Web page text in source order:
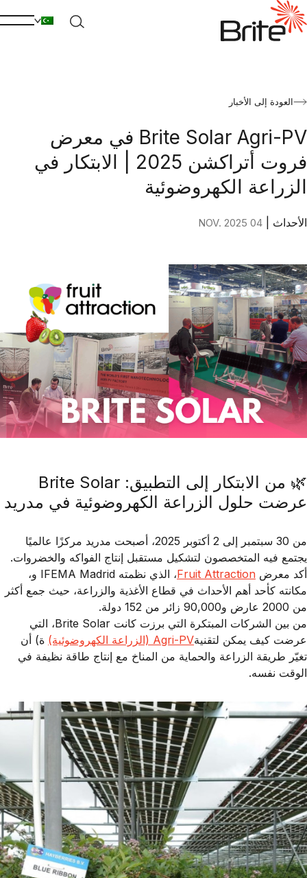
العودة إلى الأخبار
Brite Solar Agri-PV في معرض
فروت أتراكشن 2025 | الابتكار في
الزراعة الكهروضوئية
الأحداث 04 NOV. 2025
🌿 من الابتكار إلى التطبيق: Brite Solar
عرضت حلول الزراعة الكهروضوئية في مدريد
من 30 سبتمبر إلى 2 أكتوبر 2025، أصبحت مدريد مركزًا عالميًا
يجتمع فيه المتخصصون لتشكيل مستقبل إنتاج الفواكه والخضروات.
أكد معرض Fruit Attraction، الذي نظمته IFEMA Madrid و،
مكانته كأحد أهم الأحداث في قطاع الأغذية والزراعة، حيث جمع أكثر
من 2000 عارض و90,000 زائر من 152 دولة
.
من بين الشركات المبتكرة التي برزت كانت Brite Solar، التي
عرضت كيف يمكن لتقنيةAgri-PV (الزراعة الكهروضوئية) ة) أن
تغيّر طريقة الزراعة والحماية من المناخ مع إنتاج طاقة نظيفة في
الوقت نفسه.